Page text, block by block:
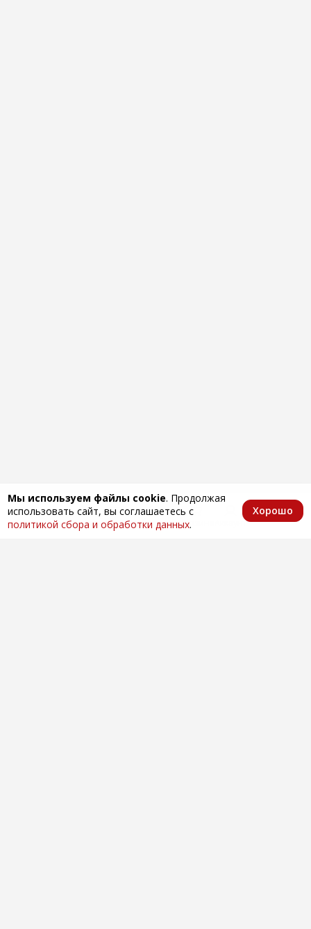
Мы используем файлы cookie. Продолжая
использовать сайт, вы соглашаетесь с
политикой сбора и обработки данных.
Хорошо
Главная КаталогИзбранноеКорзина Аккаунт